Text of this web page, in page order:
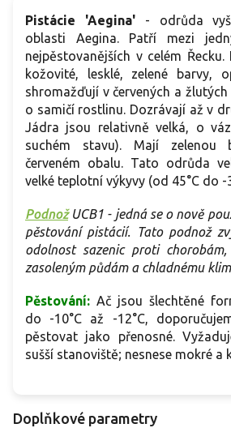
Pistácie 'Aegina' - odrůda
oblasti Aegina. Patří mezi
nejpěstovanějších v celém
kožovité, lesklé, zelené barvy,
shromažďují v červených a
o samičí rostlinu. Dozrávají až v
Jádra jsou relativně velká, o
suchém stavu). Mají zelenou
červeném obalu. Tato odrůda
velké teplotní výkyvy (od 45°C do -
PodnožUCB1 - jedná se o nově
pěstování pistácií. Tato podnož
odolnost sazenic proti
zasoleným půdám a chladnému
Pěstování: Ač jsou šlechtěné
do -10°C až -12°C,
pěstovat jako přenosné.
sušší stanoviště; nesnese mokré a
Doplňkové parametry